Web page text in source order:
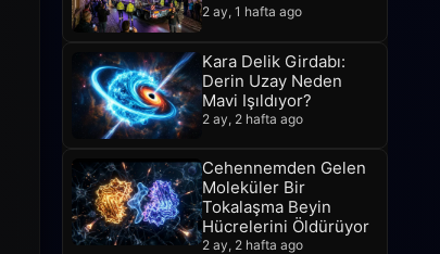
2 ay, 1 hafta ago
Kara Delik Girdabı:
Derin Uzay Neden
Mavi Işıldıyor?
2 ay, 2 hafta ago
Cehennemden Gelen
Moleküler Bir
Tokalaşma Beyin
Hücrelerini Öldürüyor
2 ay, 2 hafta ago